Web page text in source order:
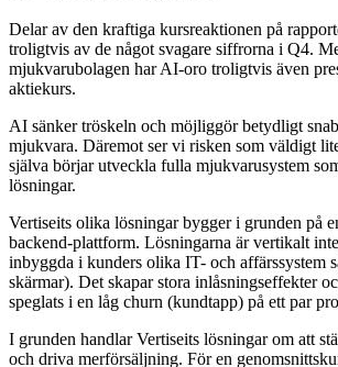
Delar av den kraftiga kursreaktionen på
troligtvis av de något svagare siffrorna i Q4.
mjukvarubolagen har AI-oro troligtvis även
aktiekurs.
AI sänker tröskeln och möjliggör betydligt
mjukvara. Däremot ser vi risken som väldigt
själva börjar utveckla fulla mjukvarusystem
lösningar.
Vertiseits olika lösningar bygger i grunden på
backend-plattform. Lösningarna är vertikalt
inbyggda i kunders olika IT- och affärssystem
skärmar). Det skapar stora inlåsningseffekter
speglats i en låg churn (kundtapp) på ett par
I grunden handlar Vertiseits lösningar om att
och driva merförsäljning. För en